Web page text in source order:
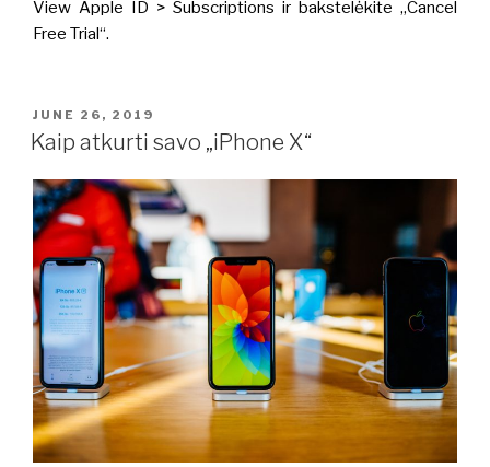
View Apple ID > Subscriptions ir bakstelėkite „Cancel
Free Trial“.
POSTED
ON
JUNE 26, 2019
Kaip atkurti savo „iPhone X“